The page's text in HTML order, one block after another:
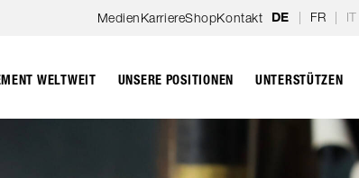
Zum Hauptinhalt springen
MedienKarriereShopKontakt DE | FR | IT
WELTWEIT UNSERE POSITIONEN UNTERSTÜTZEN